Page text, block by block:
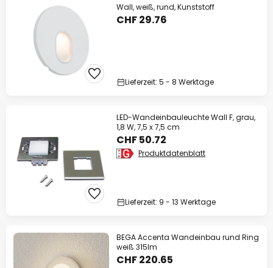
Wall, weiß, rund, Kunststoff
CHF 29.76
Lieferzeit: 5 - 8 Werktage
LED-Wandeinbauleuchte Wall F, grau,
1,8 W, 7,5 x 7,5 cm
CHF 50.72
Produktdatenblatt
Lieferzeit: 9 - 13 Werktage
BEGA Accenta Wandeinbau rund Ring
weiß 315lm
CHF 220.65